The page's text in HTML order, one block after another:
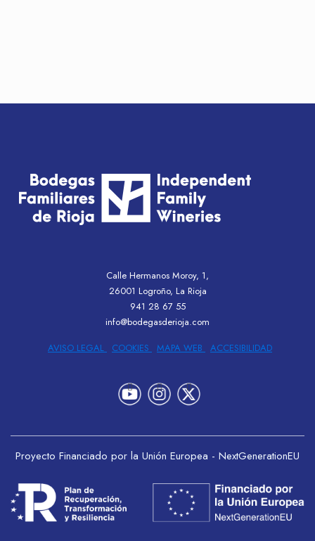
Calle Hermanos Moroy, 1,
26001 Logroño, La Rioja
941 28 67 55
info@bodegasderioja.com
AVISO LEGAL
COOKIES MAPA WEB ACCESIBILIDAD
Proyecto Financiado por la Unión Europea - NextGenerationEU